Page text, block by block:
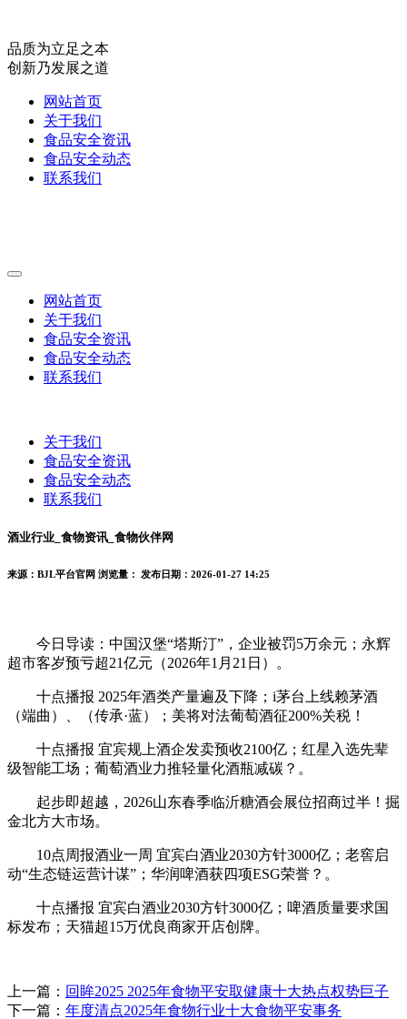
品质为立足之本
创新乃发展之道
网站首页
关于我们
食品安全资讯
食品安全动态
联系我们
网站首页
关于我们
食品安全资讯
食品安全动态
联系我们
关于我们
食品安全资讯
食品安全动态
联系我们
酒业行业_食物资讯_食物伙伴网
来源：BJL平台官网 浏览量： 发布日期：2026-01-27 14:25
今日导读：中国汉堡“塔斯汀”，企业被罚5万余元；永辉
超市客岁预亏超21亿元（2026年1月21日）。
十点播报 2025年酒类产量遍及下降；i茅台上线赖茅酒
（端曲）、（传承·蓝）；美将对法葡萄酒征200%关税！
十点播报 宜宾规上酒企发卖预收2100亿；红星入选先辈
级智能工场；葡萄酒业力推轻量化酒瓶减碳？。
起步即超越，2026山东春季临沂糖酒会展位招商过半！掘
金北方大市场。
10点周报酒业一周 宜宾白酒业2030方针3000亿；老窖启
动“生态链运营计谋”；华润啤酒获四项ESG荣誉？。
十点播报 宜宾白酒业2030方针3000亿；啤酒质量要求国
标发布；天猫超15万优良商家开店创牌。
上一篇： 回眸2025 2025年食物平安取健康十大热点权势巨子
下一篇： 年度清点2025年食物行业十大食物平安事务